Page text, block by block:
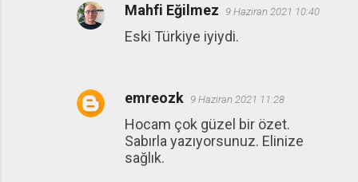
Mahfi Eğilmez
9 Haziran 2021 10:40
Eski Türkiye iyiydi.
emreozk 9 Haziran 2021 11:28
Hocam çok güzel bir özet.
Sabırla yazıyorsunuz. Elinize
sağlık.